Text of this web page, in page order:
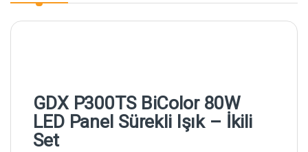
GDX P300TS BiColor 80W
LED Panel Sürekli Işık – İkili
Set